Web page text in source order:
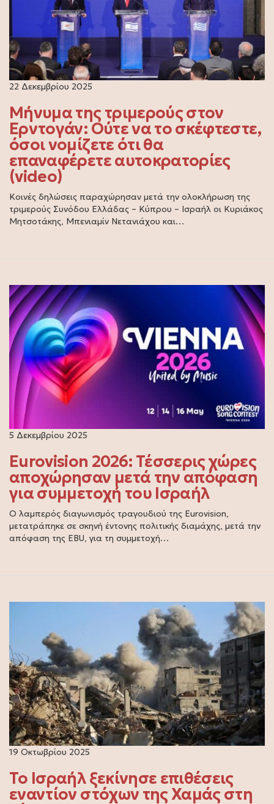
22 Δεκεμβρίου 2025
Μήνυμα της τριμερούς στον
Ερντογάν: Ούτε να το σκέφτεστε,
όσοι νομίζετε ότι θα
επαναφέρετε αυτοκρατορίες
(video)
Κοινές δηλώσεις παραχώρησαν μετά την ολοκλήρωση της
τριμερούς Συνόδου Ελλάδας – Κύπρου – Ισραήλ οι Κυριάκος
Μητσοτάκης, Μπενιαμίν Νετανιάχου και…
5 Δεκεμβρίου 2025
Eurovision 2026: Τέσσερις χώρες
αποχώρησαν μετά την απόφαση
για συμμετοχή του Ισραήλ
Ο λαμπερός διαγωνισμός τραγουδιού της Eurovision,
μετατράπηκε σε σκηνή έντονης πολιτικής διαμάχης, μετά την
απόφαση της EBU, για τη συμμετοχή…
19 Οκτωβρίου 2025
Το Ισραήλ ξεκίνησε επιθέσεις
εναντίον στόχων της Χαμάς στη